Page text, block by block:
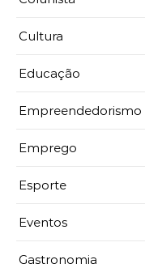
Cultura
Educação
Empreendedorismo
Emprego
Esporte
Eventos
Gastronomia